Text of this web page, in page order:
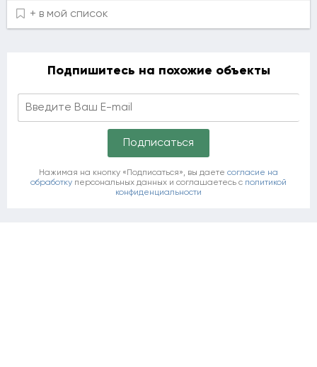
+ в мой список
Подпишитесь на похожие объекты
Нажимая на кнопку «Подписаться», вы даете согласие на
обработку персональных данных и соглашаетесь c политикой
конфиденциальности